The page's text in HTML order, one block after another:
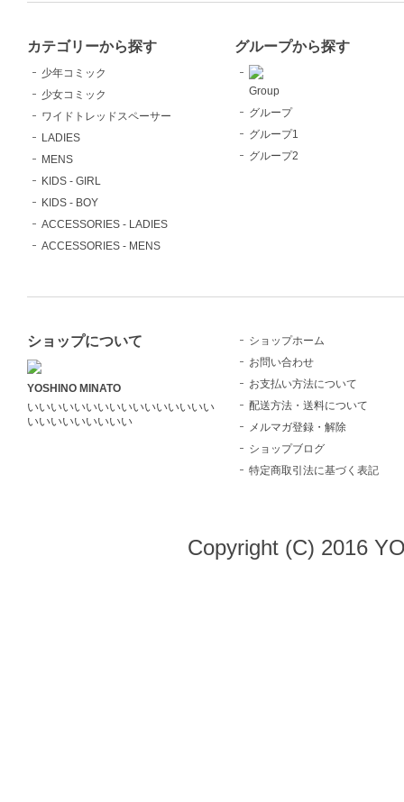
カテゴリーから探す
少年コミック
少女コミック
ワイドトレッドスペーサー
LADIES
MENS
KIDS - GIRL
KIDS - BOY
ACCESSORIES - LADIES
ACCESSORIES - MENS
グループから探す
Group
グループ
グループ1
グループ2
ショップについて
YOSHINO MINATO
いいいいいいいいいいいいいいいい
いいいいいいいいい
ショップホーム
お問い合わせ
お支払い方法について
配送方法・送料について
メルマガ登録・解除
ショップブログ
特定商取引法に基づく表記
Copyright (C) 2016